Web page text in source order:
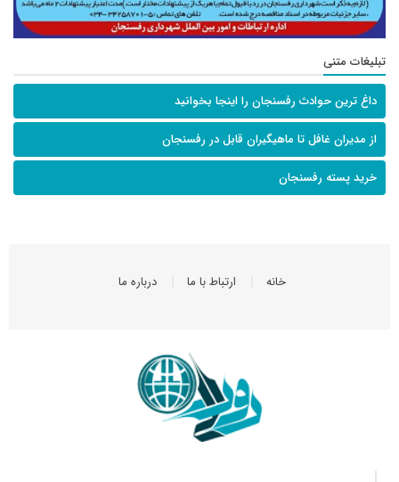
تبلیغات متنی
داغ ترین حوادث رفسنجان را اینجا بخوانید
از مدیران غافل تا ماهیگیران قابل در رفسنجان
خرید پسته رفسنجان
خانه ارتباط با ما درباره ما